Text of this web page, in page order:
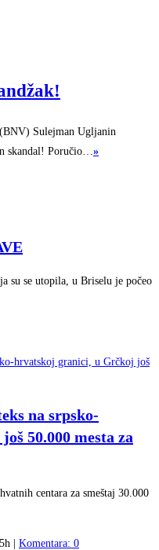
Sulejman Ugljanin
skandal! Poručio…»
su se utopila, u Briselu je počeo
na srpsko-
50.000 mesta za
centara za smeštaj 30.000
| Komentara: 0